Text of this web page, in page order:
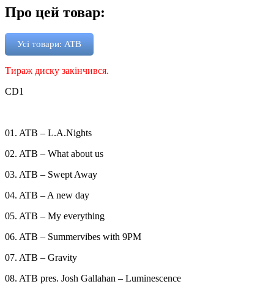
Про цей товар:
Усі товари: ATB
Тираж диску закінчився.
CD1
01. ATB – L.A.Nights
02. ATB – What about us
03. ATB – Swept Away
04. ATB – A new day
05. ATB – My everything
06. ATB – Summervibes with 9PM
07. ATB – Gravity
08. ATB pres. Josh Gallahan – Luminescence